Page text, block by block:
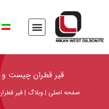
قیر قطران چیست و
صفحه اصلی |وبلاگ |قیر